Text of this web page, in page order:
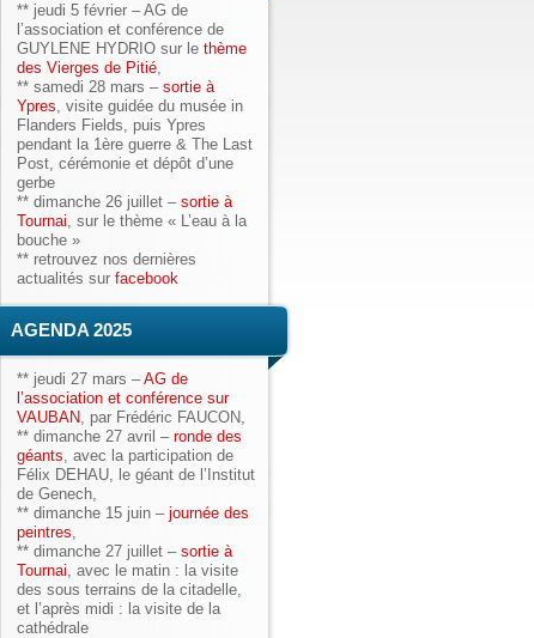
** jeudi 5 février – AG de
l’association et conférence de
GUYLENE HYDRIO sur le thème
des Vierges de Pitié,
** samedi 28 mars – sortie à
Ypres, visite guidée du musée in
Flanders Fields, puis Ypres
pendant la 1ère guerre & The Last
Post, cérémonie et dépôt d’une
gerbe
** dimanche 26 juillet – sortie à
Tournai, sur le thème « L’eau à la
bouche »
** retrouvez nos dernières
actualités sur facebook
AGENDA 2025
** jeudi 27 mars –AG de
l’association et conférence sur
VAUBAN, par Frédéric FAUCON,
** dimanche 27 avril – ronde des
géants, avec la participation de
Félix DEHAU, le géant de l’Institut
de Genech,
** dimanche 15 juin – journée des
peintres,
** dimanche 27 juillet – sortie à
Tournai, avec le matin : la visite
des sous terrains de la citadelle,
et l’après midi : la visite de la
cathédrale